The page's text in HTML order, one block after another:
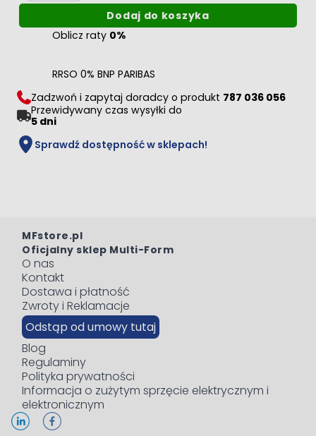
Dodaj do koszyka
Oblicz raty 0%
RRSO 0% BNP PARIBAS
Zadzwoń i zapytaj doradcy o produkt 787 036 056
Przewidywany czas wysyłki do
5 dni
Sprawdź dostępność w sklepach!
MFstore.pl
Oficjalny sklep Multi-Form
O nas
Kontakt
Dostawa i płatność
Zwroty i Reklamacje
Odstąp od umowy tutaj
Blog
Regulaminy
Polityka prywatności
Informacja o zużytym sprzęcie elektrycznym i
elektronicznym